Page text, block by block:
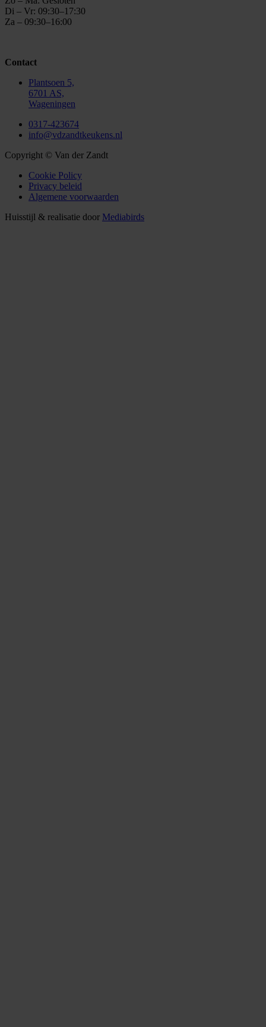
Di – Vr: 09:30–17:30
Za – 09:30–16:00
Contact
Plantsoen 5,
6701 AS,
Wageningen
0317-423674
info@vdzandtkeukens.nl
Copyright © Van der Zandt
Cookie Policy
Privacy beleid
Algemene voorwaarden
Huisstijl & realisatie door Mediabirds